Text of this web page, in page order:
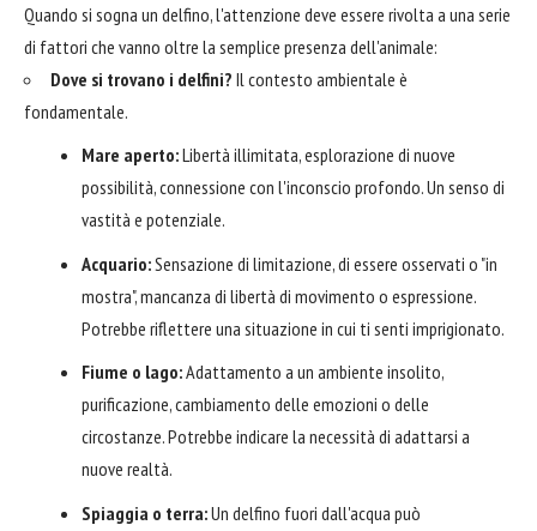
Quando si sogna un delfino, l'attenzione deve essere rivolta a una serie
di fattori che vanno oltre la semplice presenza dell'animale:
Dove si trovano i delfini? Il contesto ambientale è
fondamentale.
Mare aperto:Libertà illimitata, esplorazione di nuove
possibilità, connessione con l'inconscio profondo. Un senso di
vastità e potenziale.
Acquario:Sensazione di limitazione, di essere osservati o "in
mostra", mancanza di libertà di movimento o espressione.
Potrebbe riflettere una situazione in cui ti senti imprigionato.
Fiume o lago:Adattamento a un ambiente insolito,
purificazione, cambiamento delle emozioni o delle
circostanze. Potrebbe indicare la necessità di adattarsi a
nuove realtà.
Spiaggia o terra:Un delfino fuori dall'acqua può